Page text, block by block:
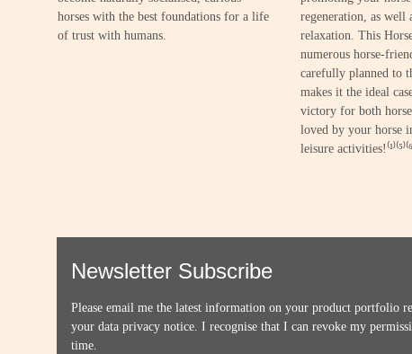
horses with the best foundations for a life
of trust with humans.
regeneration, as well
relaxation. This
numerous horse-
carefully planned to
makes it the ideal
victory for both
loved by your horse
leisure
Newsletter Subscribe
Please email me the latest information on your product portfolio
your data privacy notice. I recognise that I can revoke my
time.